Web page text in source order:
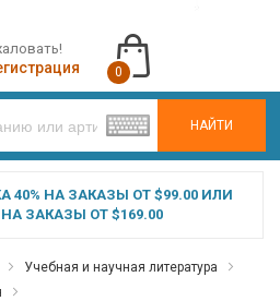
НАЙТИ
0
НА ЗАКАЗЫ ОТ $99.00 ИЛИ
ЗАКАЗЫ ОТ $169.00
Учебная и научная литература